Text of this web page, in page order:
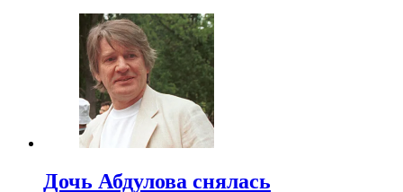
Дочь Абдулова снялась